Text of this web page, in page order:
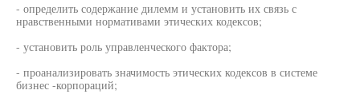
- определить содержание дилемм и установить их связь с
нравственными нормативами этических кодексов;
- установить роль управленческого фактора;
- проанализировать значимость этических кодексов в системе
бизнес -корпораций;